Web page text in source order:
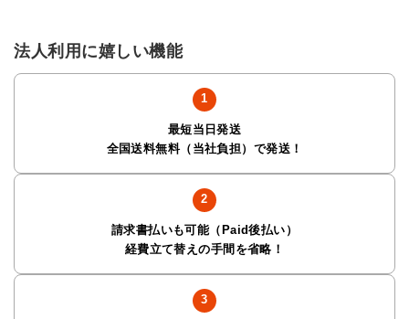
法人利用に嬉しい機能
最短当日発送
全国送料無料（当社負担）で発送！
請求書払いも可能（Paid後払い）
経費立て替えの手間を省略！